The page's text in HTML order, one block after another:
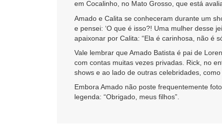
em Cocalinho, no Mato Grosso, que está
Amado e Calita se conheceram durante um
e pensei: ‘O que é isso?! Uma mulher desse
apaixonar por Calita: “Ela é carinhosa, não é
Vale lembrar que Amado Batista é pai de
com contas muitas vezes privadas. Rick, no
shows e ao lado de outras celebridades,
Embora Amado não poste frequentemente
legenda: “Obrigado, meus filhos”.